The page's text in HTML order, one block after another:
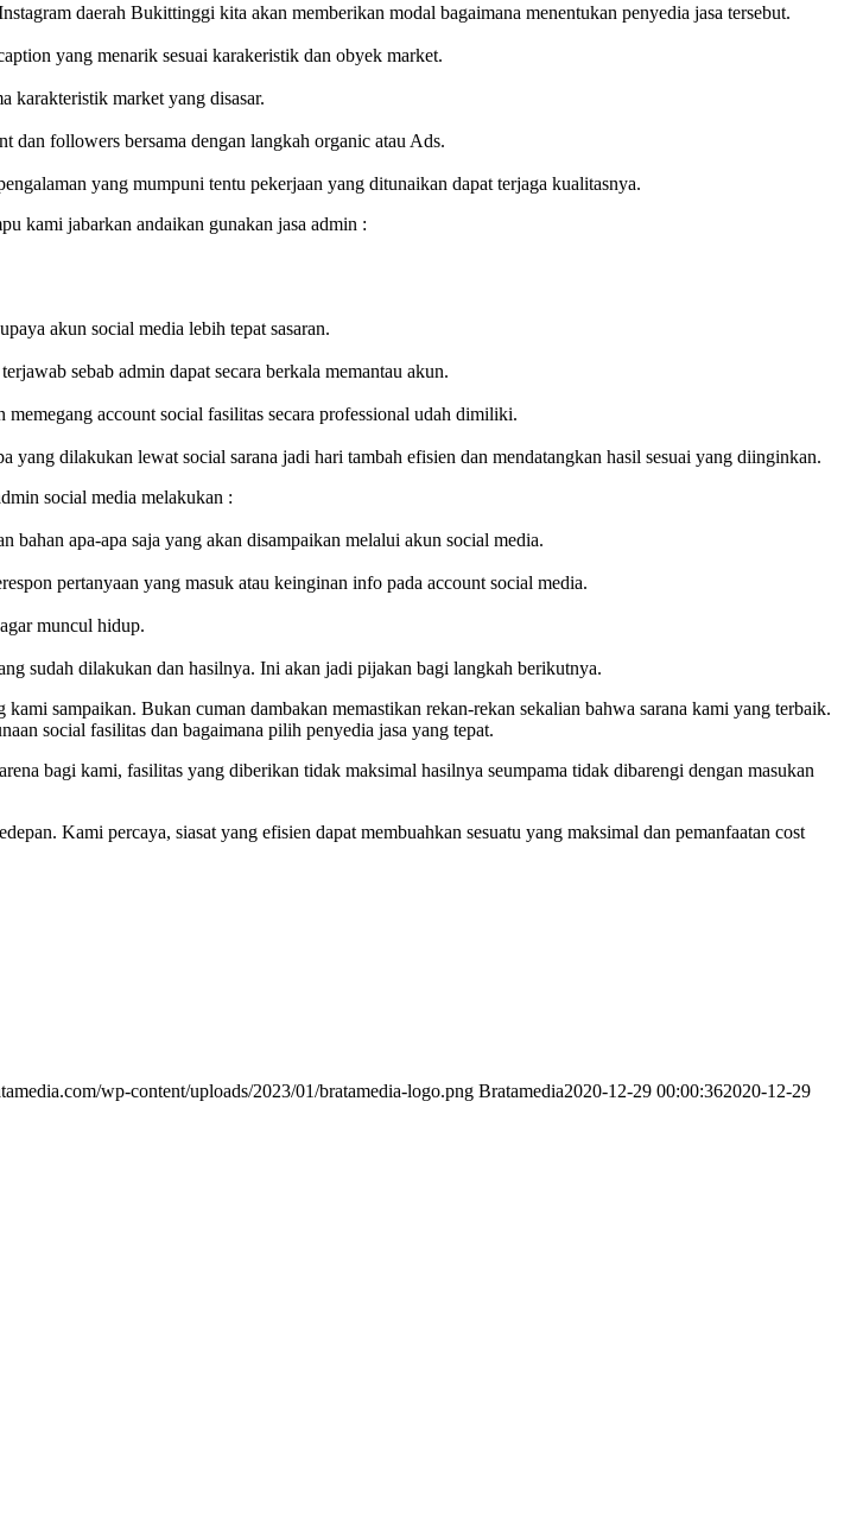
daerah Bukittinggi kita akan memberikan modal bagaimana menentukan penyedia jasa tersebut.
yang menarik sesuai karakeristik dan obyek market.
karakteristik market yang disasar.
dan followers bersama dengan langkah organic atau Ads.
yang mumpuni tentu pekerjaan yang ditunaikan dapat terjaga kualitasnya.
kami jabarkan andaikan gunakan jasa admin :
akun social media lebih tepat sasaran.
sebab admin dapat secara berkala memantau akun.
account social fasilitas secara professional udah dimiliki.
dilakukan lewat social sarana jadi hari tambah efisien dan mendatangkan hasil sesuai yang diinginkan.
social media melakukan :
apa-apa saja yang akan disampaikan melalui akun social media.
pertanyaan yang masuk atau keinginan info pada account social media.
muncul hidup.
sudah dilakukan dan hasilnya. Ini akan jadi pijakan bagi langkah berikutnya.
sampaikan. Bukan cuman dambakan memastikan rekan-rekan sekalian bahwa sarana kami yang terbaik.
social fasilitas dan bagaimana pilih penyedia jasa yang tepat.
bagi kami, fasilitas yang diberikan tidak maksimal hasilnya seumpama tidak dibarengi dengan masukan
Kami percaya, siasat yang efisien dapat membuahkan sesuatu yang maksimal dan pemanfaatan cost
wp-content/uploads/2023/01/bratamedia-logo.png Bratamedia2020-12-29 00:00:362020-12-29